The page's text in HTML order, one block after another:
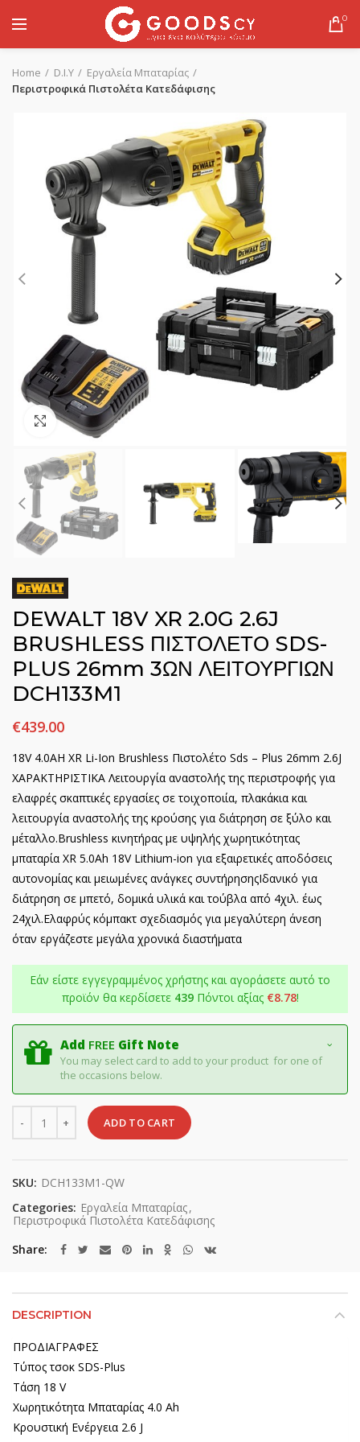
0
Home D.I.Y
Εργαλεία Μπαταρίας
Περιστροφικά Πιστολέτα Κατεδάφισης
Click to enlarge
DEWALT 18V XR 2.0G 2.6J
BRUSHLESS ΠΙΣΤΟΛΕΤΟ SDS-
PLUS 26mm 3ΩΝ ΛΕΙΤΟΥΡΓΙΩΝ
DCH133M1
€439.00
18V 4.0AH XR Li-Ion Brushless Πιστολέτο Sds – Plus 26mm 2.6J
ΧΑΡΑΚΤΗΡΙΣΤΙΚΑ Λειτουργία αναστολής της περιστροφής για
ελαφρές σκαπτικές εργασίες σε τοιχοποιία, πλακάκια και
λειτουργία αναστολής της κρούσης για διάτρηση σε ξύλο και
μέταλλο.Brushless κινητήρας με υψηλής χωρητικότητας
μπαταρία XR 5.0Ah 18V Lithium-ion για εξαιρετικές αποδόσεις
αυτονομίας και μειωμένες ανάγκες συντήρησηςΙδανικό για
διάτρηση σε μπετό, δομικά υλικά και τούβλα από 4χιλ. έως
24χιλ.Ελαφρύς κόμπακτ σχεδιασμός για μεγαλύτερη άνεση
όταν εργάζεστε μεγάλα χρονικά διαστήματα
Εάν είστε εγγεγραμμένος χρήστης και αγοράσετε αυτό το
προϊόν θα κερδίσετε 439Πόντοι αξίας €8.78!
Add FREE Gift Note
You may select card to add to your product for one of
the occasions below.
ADD TO CART
SKU: DCH133M1-QW
Categories: Εργαλεία Μπαταρίας,
Περιστροφικά Πιστολέτα Κατεδάφισης
Share
DESCRIPTION
ΠΡΟΔΙΑΓΡΑΦΕΣ
Τύπος τσοκ SDS-Plus
Τάση 18 V
Χωρητικότητα Μπαταρίας 4.0 Ah
Κρουστική Ενέργεια 2.6 J